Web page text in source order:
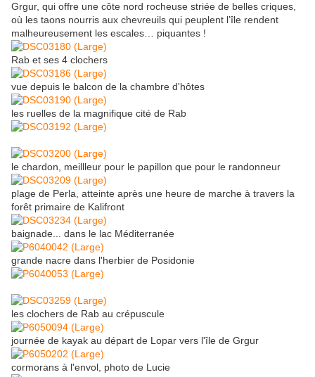
Grgur, qui offre une côte nord rocheuse striée de belles criques,
où les taons nourris aux chevreuils qui peuplent l’île rendent
malheureusement les escales… piquantes !
Rab et ses 4 clochers
vue depuis le balcon de la chambre d'hôtes
les ruelles de la magnifique cité de Rab
le chardon, meillleur pour le papillon que pour le randonneur
plage de Perla, atteinte après une heure de marche à travers la
forêt primaire de Kalifront
baignade... dans le lac Méditerranée
grande nacre dans l'herbier de Posidonie
les clochers de Rab au crépuscule
journée de kayak au départ de Lopar vers l'île de Grgur
cormorans à l'envol, photo de Lucie